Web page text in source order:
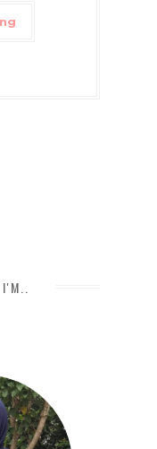
I'M..